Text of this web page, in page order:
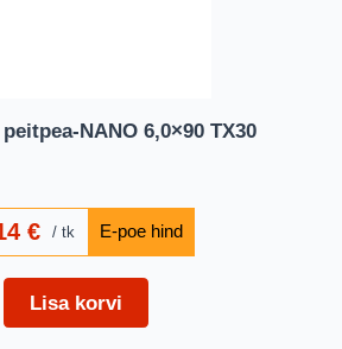
NANO 6,0×90 TX30
€ tk
Lisa korvi